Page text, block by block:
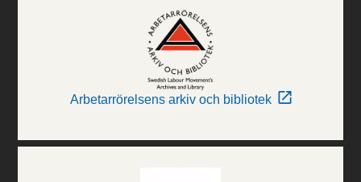
Arbetarrörelsens arkiv och bibliotek